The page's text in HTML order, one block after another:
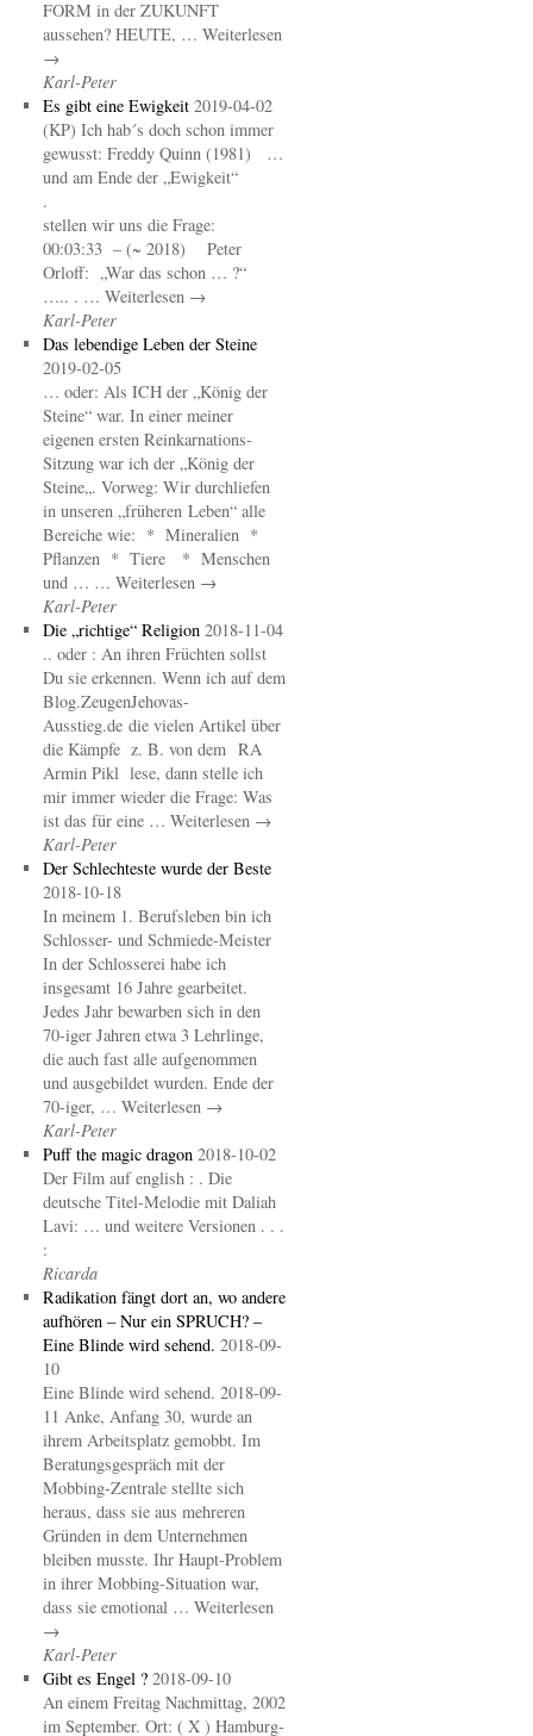
FORM in der ZUKUNFT
aussehen? HEUTE, … Weiterlesen
→
Karl-Peter
Es gibt eine Ewigkeit 2019-04-02
(KP) Ich hab´s doch schon immer
gewusst: Freddy Quinn (1981) …
und am Ende der „Ewigkeit“
.
stellen wir uns die Frage:
00:03:33 – (~ 2018) Peter
Orloff: „War das schon … ?“
….. . … Weiterlesen →
Karl-Peter
Das lebendige Leben der Steine
2019-02-05
… oder: Als ICH der „König der
Steine“ war. In einer meiner
eigenen ersten Reinkarnations-
Sitzung war ich der „König der
Steine„. Vorweg: Wir durchliefen
in unseren „früheren Leben“ alle
Bereiche wie: * Mineralien *
Pflanzen * Tiere * Menschen
und … … Weiterlesen →
Karl-Peter
Die „richtige“ Religion 2018-11-04
.. oder : An ihren Früchten sollst
Du sie erkennen. Wenn ich auf dem
Blog.ZeugenJehovas-
Ausstieg.de die vielen Artikel über
die Kämpfe z. B. von dem RA
Armin Pikl lese, dann stelle ich
mir immer wieder die Frage: Was
ist das für eine … Weiterlesen →
Karl-Peter
Der Schlechteste wurde der Beste
2018-10-18
In meinem 1. Berufsleben bin ich
Schlosser- und Schmiede-Meister
In der Schlosserei habe ich
insgesamt 16 Jahre gearbeitet.
Jedes Jahr bewarben sich in den
70-iger Jahren etwa 3 Lehrlinge,
die auch fast alle aufgenommen
und ausgebildet wurden. Ende der
70-iger, … Weiterlesen →
Karl-Peter
Puff the magic dragon 2018-10-02
Der Film auf english : . Die
deutsche Titel-Melodie mit Daliah
Lavi: … und weitere Versionen . . .
:
Ricarda
Radikation fängt dort an, wo andere
aufhören – Nur ein SPRUCH? –
Eine Blinde wird sehend. 2018-09-
10
Eine Blinde wird sehend. 2018-09-
11 Anke, Anfang 30, wurde an
ihrem Arbeitsplatz gemobbt. Im
Beratungsgespräch mit der
Mobbing-Zentrale stellte sich
heraus, dass sie aus mehreren
Gründen in dem Unternehmen
bleiben musste. Ihr Haupt-Problem
in ihrer Mobbing-Situation war,
dass sie emotional … Weiterlesen
→
Karl-Peter
Gibt es Engel ? 2018-09-10
An einem Freitag Nachmittag, 2002
im September. Ort: ( X ) Hamburg-